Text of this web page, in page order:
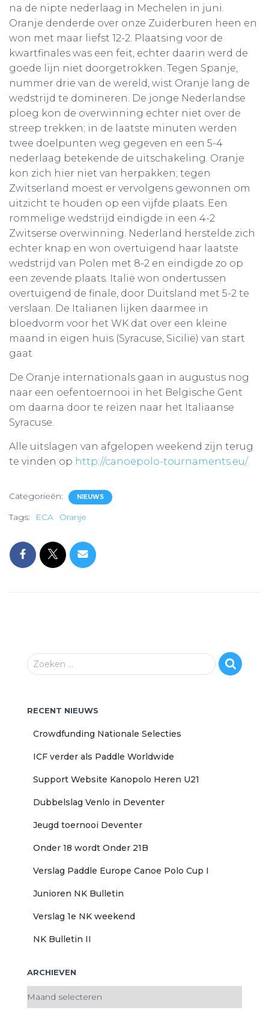
na de nipte nederlaag in Mechelen in juni.
Oranje denderde over onze Zuiderburen heen en
won met maar liefst 12-2. Plaatsing voor de
kwartfinales was een feit, echter daarin werd de
goede lijn niet doorgetrokken. Tegen Spanje,
nummer drie van de wereld, wist Oranje lang de
wedstrijd te domineren. De jonge Nederlandse
ploeg kon de overwinning echter niet over de
streep trekken; in de laatste minuten werden
twee doelpunten weg gegeven en een 5-4
nederlaag betekende de uitschakeling. Oranje
kon zich hier niet van herpakken; tegen
Zwitserland moest er vervolgens gewonnen om
uitzicht te houden op een vijfde plaats. Een
rommelige wedstrijd eindigde in een 4-2
Zwitserse overwinning. Nederland herstelde zich
echter knap en won overtuigend haar laatste
wedstrijd van Polen met 8-2 en eindigde zo op
een zevende plaats. Italië won ondertussen
overtuigend de finale, door Duitsland met 5-2 te
verslaan. De Italianen lijken daarmee in
bloedvorm voor het WK dat over een kleine
maand in eigen huis (Syracuse, Sicilië) van start
gaat.
De Oranje internationals gaan in augustus nog
naar een oefentoernooi in het Belgische Gent
om daarna door te reizen naar het Italiaanse
Syracuse.
Alle uitslagen van afgelopen weekend zijn terug
te vinden op http://canoepolo-tournaments.eu/
Categorieën: NIEUWS
Tags: ECA Oranje
Z
e
Zoeken …
RECENT NIEUWS
Crowdfunding Nationale Selecties
ICF verder als Paddle Worldwide
Support Website Kanopolo Heren U21
Dubbelslag Venlo in Deventer
Jeugd toernooi Deventer
Onder 18 wordt Onder 21B
Verslag Paddle Europe Canoe Polo Cup I
Junioren NK Bulletin
Verslag 1e NK weekend
NK Bulletin II
ARCHIEVEN
A